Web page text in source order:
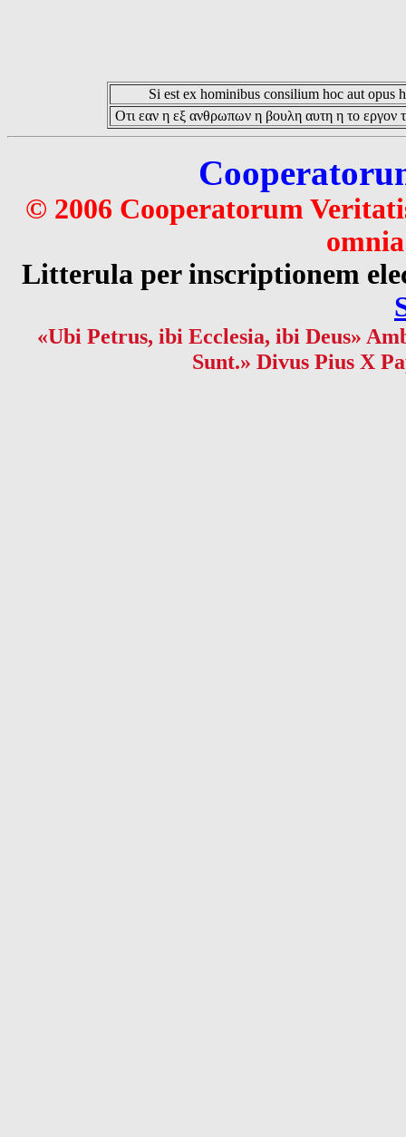
Si est ex hominibus consilium hoc aut opus
Οτι εαν η εξ ανθρωπων η βουλη αυτη η το εργον
© 2006 Cooperatorum
Litterula per inscriptionem
«Ubi Petrus, ibi Ecclesia, ibi Deus»
Sunt.» Divus Pius X